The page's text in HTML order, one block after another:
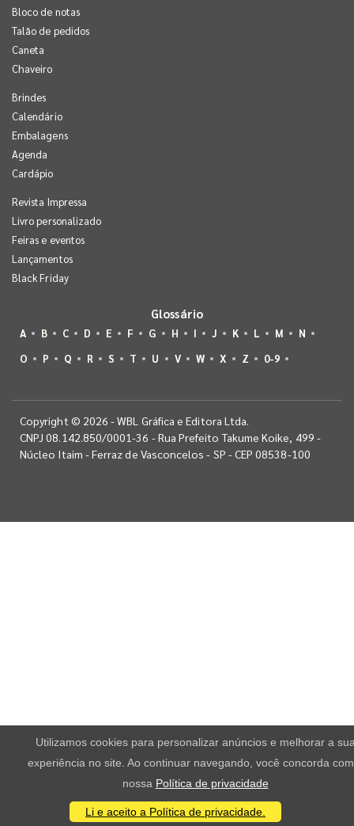
Bloco de notas
Talão de pedidos
Caneta
Chaveiro
Brindes
Calendário
Embalagens
Agenda
Cardápio
Revista Impressa
Livro personalizado
Feiras e eventos
Lançamentos
Black Friday
Glossário
A B C D E F G H I J K L M
N
O
P Q R S T U V W X Z 0-9
Copyright © 2026 - WBL Gráfica e Editora Ltda.
CNPJ 08.142.850/0001-36 - Rua Prefeito Takume Koike, 499 -
Núcleo Itaim - Ferraz de Vasconcelos - SP - CEP 08538-100
Utilizamos cookies para personalizar anúncios e melhorar a
experiência no site. Ao continuar navegando, você concorda
nossa Política de privacidade
Li e aceito a Política de privacidade.